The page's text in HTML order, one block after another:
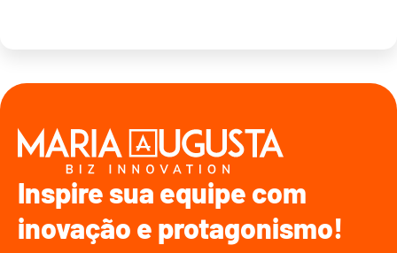
Inspire sua equipe com
inovação e protagonismo!